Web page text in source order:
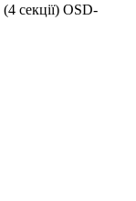
секції) OSD-